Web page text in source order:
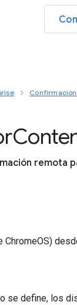
remota
ChromeOS)
se define, los